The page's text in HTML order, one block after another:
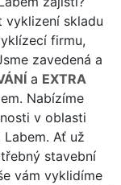
vyklizení skladu
firmu,
zavedená a
a EXTRA
Nabízíme
v oblasti
Ať už
stavební
vám vyklidíme